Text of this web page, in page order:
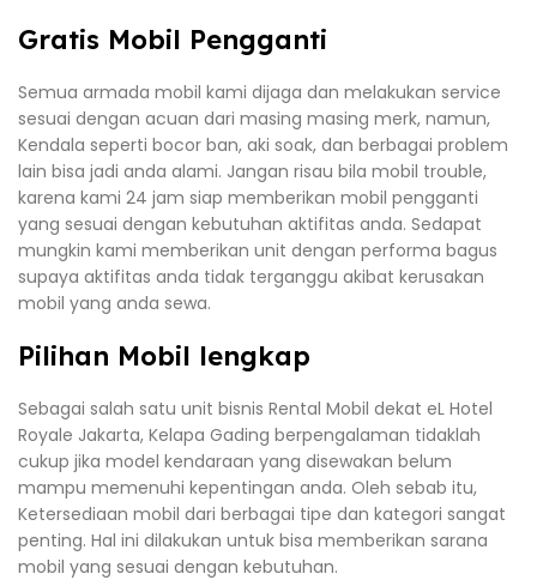
Gratis Mobil Pengganti
Semua armada mobil kami dijaga dan melakukan service
sesuai dengan acuan dari masing masing merk, namun,
Kendala seperti bocor ban, aki soak, dan berbagai problem
lain bisa jadi anda alami. Jangan risau bila mobil trouble,
karena kami 24 jam siap memberikan mobil pengganti
yang sesuai dengan kebutuhan aktifitas anda. Sedapat
mungkin kami memberikan unit dengan performa bagus
supaya aktifitas anda tidak terganggu akibat kerusakan
mobil yang anda sewa.
Pilihan Mobil lengkap
Sebagai salah satu unit bisnis Rental Mobil dekat eL Hotel
Royale Jakarta, Kelapa Gading berpengalaman tidaklah
cukup jika model kendaraan yang disewakan belum
mampu memenuhi kepentingan anda. Oleh sebab itu,
Ketersediaan mobil dari berbagai tipe dan kategori sangat
penting. Hal ini dilakukan untuk bisa memberikan sarana
mobil yang sesuai dengan kebutuhan.